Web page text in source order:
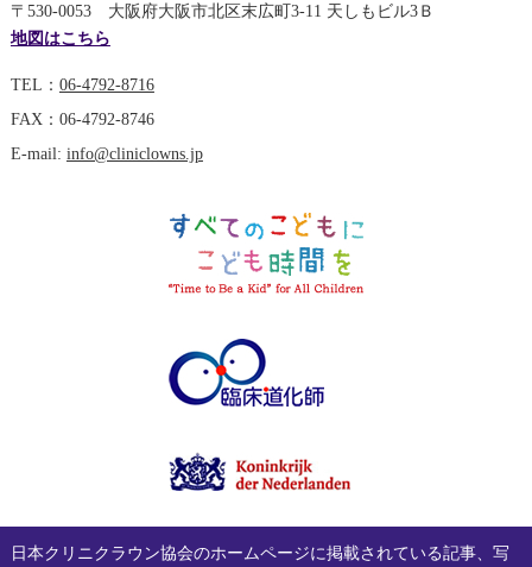
〒530-0053 大阪府大阪市北区末広町3-11 天しもビル3Ｂ
地図はこちら
TEL： 06-4792-8716
FAX：06-4792-8746
E-mail: info@cliniclowns.jp
日本クリニクラウン協会のホームページに掲載されている記事、写